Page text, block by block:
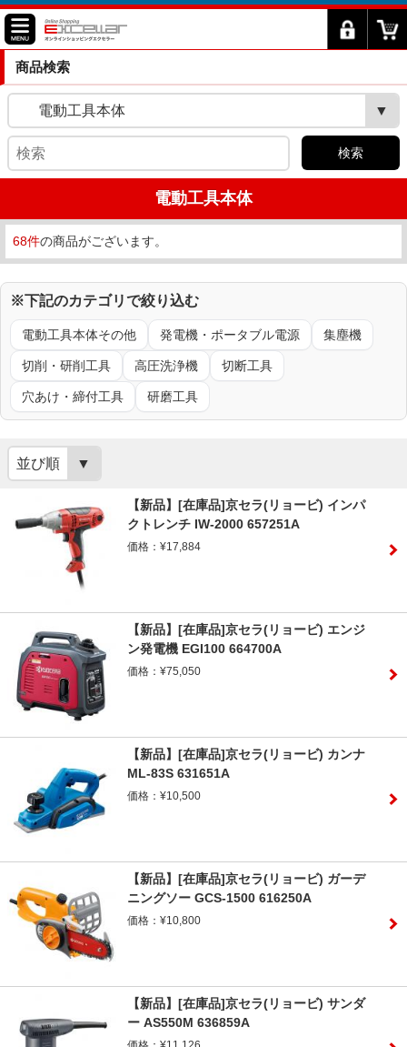
商品検索
電動工具本体
検索
電動工具本体
68件の商品がございます。
※下記のカテゴリで絞り込む
電動工具本体その他 発電機・ポータブル電源 集塵機
切削・研削工具 高圧洗浄機 切断工具
穴あけ・締付工具 研磨工具
並び順
【新品】[在庫品]京セラ(リョービ) インパ
クトレンチ IW-2000 657251A
価格：¥17,884
【新品】[在庫品]京セラ(リョービ) エンジ
ン発電機 EGI100 664700A
価格：¥75,050
【新品】[在庫品]京セラ(リョービ) カンナ
ML-83S 631651A
価格：¥10,500
【新品】[在庫品]京セラ(リョービ) ガーデ
ニングソー GCS-1500 616250A
価格：¥10,800
【新品】[在庫品]京セラ(リョービ) サンダ
ー AS550M 636859A